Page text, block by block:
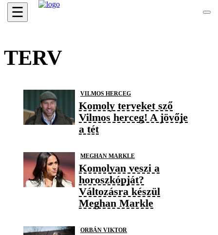
☰
TERV
VILMOS HERCEG
Komoly terveket sző
Vilmos herceg! A jövője
a tét
MEGHAN MARKLE
Komolyan veszi a
horoszkópját?
Változásra készül
Meghan Markle
ORBÁN VIKTOR